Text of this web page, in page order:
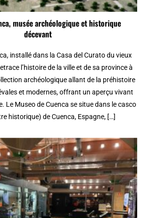
musée archéologique et historique
décevant
installé dans la Casa del Curato du vieux
l’histoire de la ville et de sa province à
archéologique allant de la préhistoire
et modernes, offrant un aperçu vivant
Le Museo de Cuenca se situe dans le casco
historique) de Cuenca, Espagne, […]